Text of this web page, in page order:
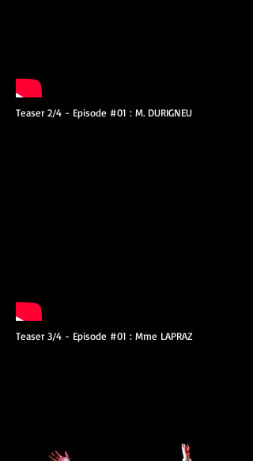
Teaser 2/4 - Episode #01 : M. DURIGNEU
Teaser 3/4 - Episode #01 : Mme LAPRAZ